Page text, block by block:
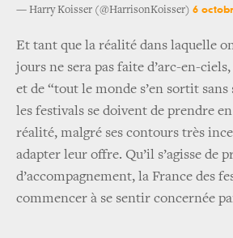
— Harry Koisser (@HarrisonKoisser) 6
Et tant que la réalité dans laquelle
jours ne sera pas faite d’arc-en-
et de “tout le monde s’en sortit sans
les festivals se doivent de prendre
réalité, malgré ses contours très
adapter leur offre. Qu’il s’agisse de
d’accompagnement, la France des
commencer à se sentir concernée